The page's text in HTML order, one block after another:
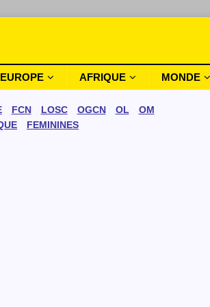
EUROPE AFRIQUE MONDE
FCN LOSC OGCN OL
OM
FEMININES